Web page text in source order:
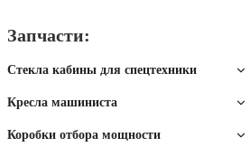
Запчасти:
Стекла кабины для спецтехники
Стекла для автокранов
Кресла машиниста
Кресла машинистов
Коробки отбора мощности